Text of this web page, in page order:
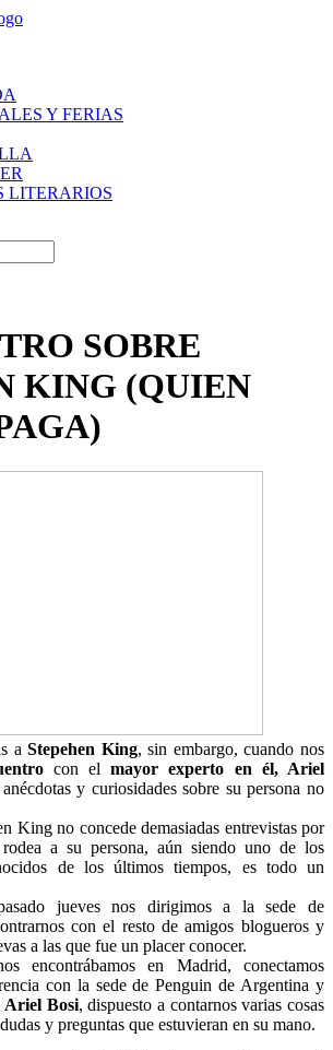
Y FERIAS
LITERARIOS
SOBRE
KING (QUIEN
a Stepehen King, sin embargo, cuando nos
con elmayor experto en él, Ariel
y curiosidades sobre su persona no
King no concede demasiadas entrevistas por
a su persona, aún siendo uno de los
de los últimos tiempos, es todo un
jueves nos dirigimos a la sede de
con el resto de amigos blogueros y
a las que fue un placer conocer.
encontrábamos en Madrid, conectamos
con la sede de Penguin de Argentina y
Ariel Bosi, dispuesto a contarnos varias cosas
y preguntas que estuvieran en su mano.